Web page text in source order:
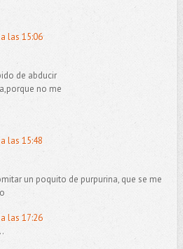
las 15:06
de abducir
no me
las 15:48
un poquito de purpurina, que se me
las 17:26